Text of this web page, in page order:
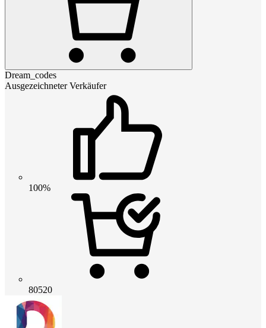
Dream_codes
Ausgezeichneter Verkäufer
100%
80520